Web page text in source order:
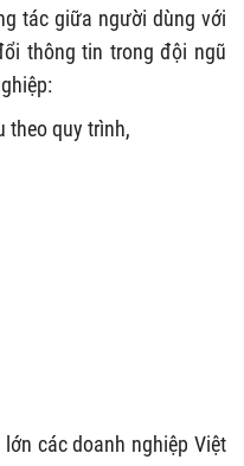
tác giữa người dùng với
thông tin trong đội ngũ
theo quy trình,
các doanh nghiệp Việt